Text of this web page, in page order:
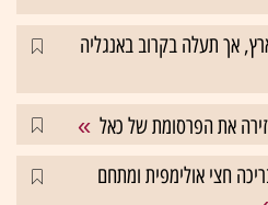
אך תעלה בקרוב באנגליה
את הפרסומת של כאל
חצי אולימפית ומתחם